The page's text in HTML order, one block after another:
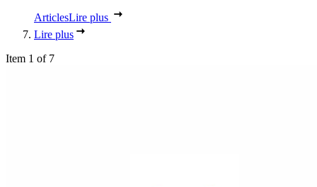
ArticlesLire plus
Lire plus
Item 1 of 7